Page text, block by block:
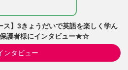
ス】3きょうだいで英語を楽しく学ん
護者様にインタビュー★☆
ンタビュー